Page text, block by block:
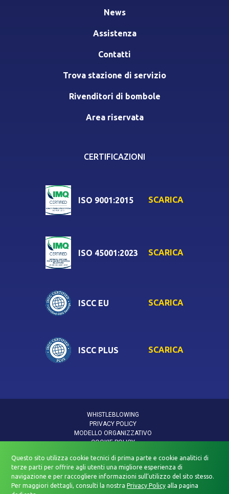
News
Assistenza
Contatti
Trova stazione di servizio
Rivenditori di bombole
Area riservata
CERTIFICAZIONI
ISO 9001:2015 SCARICA
ISO 45001:2023 SCARICA
ISCC EU SCARICA
ISCC PLUS SCARICA
WHISTLEBLOWING
PRIVACY POLICY
MODELLO ORGANIZZATIVO
COOKIE POLICY
INFORMATIVA PRIVACY VIDEOSORVEGLIANZA
POLITICA QUALITÀ E SICUREZZA
DICHIARAZIONE DI ACCESSIBILITÀ
Questo sito utilizza cookie tecnici di prima parte e cookie analitici di
terze parti per offrire agli utenti una migliore esperienza di
navigazione e per raccogliere informazioni sull’utilizzo del sito stesso.
Per maggiori dettagli, consulti la nostraPrivacy Policy alla pagina